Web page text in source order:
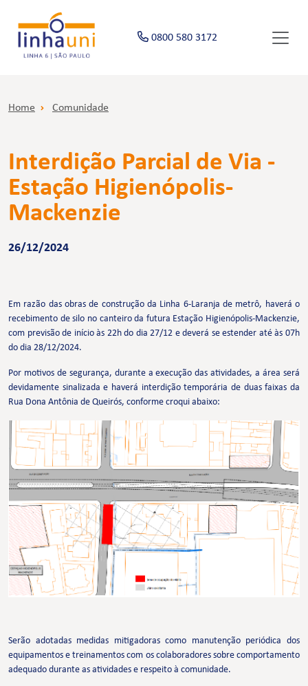
0800 580 3172
Home Comunidade
Interdição Parcial de Via -
Estação Higienópolis-
Mackenzie
26/12/2024
Em razão das obras de construção da Linha 6-Laranja de metrô, haverá o
recebimento de silo no canteiro da futura Estação Higienópolis-Mackenzie,
com previsão de início às 22h do dia 27/12 e deverá se estender até às 07h
do dia 28/12/2024.
Por motivos de segurança, durante a execução das atividades, a área será
devidamente sinalizada e haverá interdição temporária de duas faixas da
Rua Dona Antônia de Queirós, conforme croqui abaixo:
Serão adotadas medidas mitigadoras como manutenção periódica dos
equipamentos e treinamentos com os colaboradores sobre comportamento
adequado durante as atividades e respeito à comunidade.